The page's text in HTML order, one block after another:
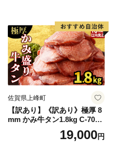
厚切り タン
佐賀県上峰町
【訳あり】《訳あり》極厚 8
mm かみ牛タン1.8kg C-709-
19,000円